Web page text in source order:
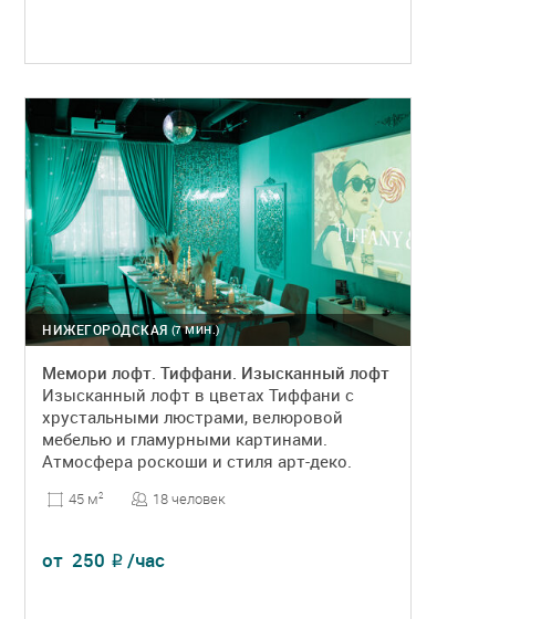
(7 МИН.)
НИЖЕГОРОДСКАЯ
Мемори лофт. Тиффани. Изысканный лофт
Изысканный лофт в цветах Тиффани с
хрустальными люстрами, велюровой
мебелью и гламурными картинами.
Атмосфера роскоши и стиля арт-деко.
45 м2 18 человек
от 250 ₽ /час